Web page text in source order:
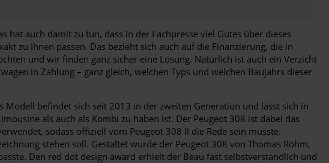
auch damit zu tun, dass in der Fachpresse viel Gutes über dieses
zu Ihnen passen. Das bezieht sich auch auf die Finanzierung, die in
und wir finden ganz sicher eine Lösung. Natürlich ist auch ein Verzicht
in Zahlung – ganz gleich, welchen Typs und welchen Baujahrs dieser
befindet sich seit 2013 in der zweiten Generation und lässt sich in
als auch als Kombi zu haben ist. Der Peugeot 308 ist dabei das
sodass offiziell vom Peugeot 308 II die Rede sein müsste.
stehen soll. Gestaltet wurde der Peugeot 308 von Thomas Röhm,
Den red dot design award erhielt der Beau fast selbstverständlich und